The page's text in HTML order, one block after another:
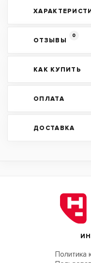
ОТЗЫВЫ
0
КАК КУПИТЬ
ОПЛАТА
ДОСТАВКА
Политика